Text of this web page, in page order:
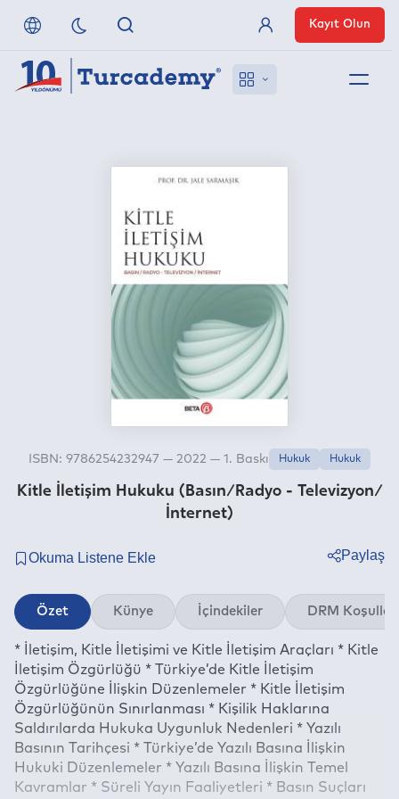
Uzaktan Erişim
Nasıl Erişirim
Üye Girişi
Kayıt Olun
Kitle İletişim Hukuku (Basın/Radyo - Televizyon/
İnternet)
ISBN: 9786254232947 — 2022 — 1. Baskı Hukuk Hukuk
Paylaş
Twitter
Linkedin
Whatsapp
E-mail
Özet Künye İçindekiler DRM Koşulları
* İletişim, Kitle İletişimi ve Kitle İletişim Araçları * Kitle
İletişim Özgürlüğü * Türkiye’de Kitle İletişim
Özgürlüğüne İlişkin Düzenlemeler * Kitle İletişim
Özgürlüğünün Sınırlanması * Kişilik Haklarına
Saldırılarda Hukuka Uygunluk Nedenleri * Yazılı
Basının Tarihçesi * Türkiye’de Yazılı Basına İlişkin
Hukuki Düzenlemeler * Yazılı Basına İlişkin Temel
Kavramlar * Süreli Yayın Faaliyetleri * Basın Suçları